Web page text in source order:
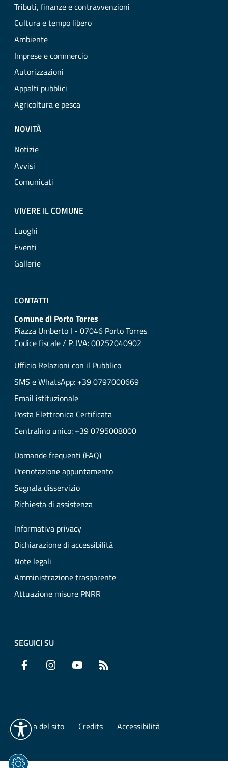
Tributi, finanze e contravvenzioni
Cultura e tempo libero
Ambiente
Imprese e commercio
Autorizzazioni
Appalti pubblici
Agricoltura e pesca
NOVITÀ
Notizie
Avvisi
Comunicati
VIVERE IL COMUNE
Luoghi
Eventi
Gallerie
CONTATTI
Comune di Porto Torres
Piazza Umberto I - 07046 Porto Torres
Codice fiscale / P. IVA: 00252040902
Ufficio Relazioni con il Pubblico
SMS e WhatsApp: +39 0797000669
Email istituzionale
Posta Elettronica Certificata
Centralino unico: +39 0795008000
Domande frequenti (FAQ)
Prenotazione appuntamento
Segnala disservizio
Richiesta di assistenza
Informativa privacy
Dichiarazione di accessibilità
Note legali
Amministrazione trasparente
Attuazione misure PNRR
SEGUICI SU
Facebook Instagram YouTube
Mappa del sito Credits Accessibilità